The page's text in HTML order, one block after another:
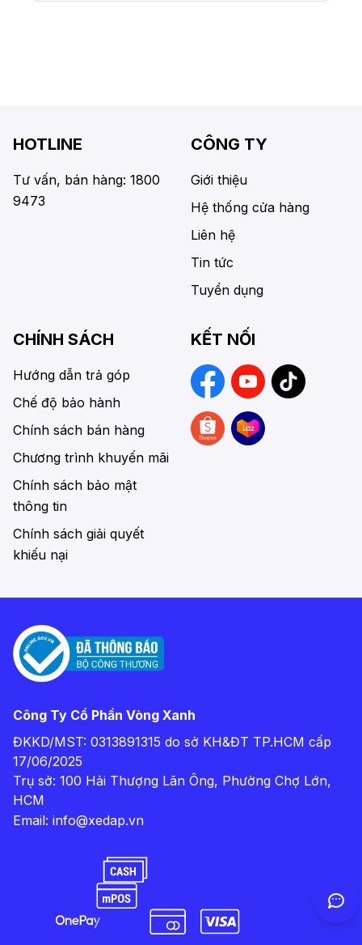
HOTLINE
Tư vấn, bán hàng: 1800
9473
CÔNG TY
Giới thiệu
Hệ thống cửa hàng
Liên hệ
Tin tức
Tuyển dụng
CHÍNH SÁCH
Hướng dẫn trả góp
Chế độ bảo hành
Chính sách bán hàng
Chương trình khuyến mãi
Chính sách bảo mật
thông tin
Chính sách giải quyết
khiếu nại
KẾT NỐI
Công Ty Cổ Phần Vòng Xanh
ĐKKD/MST: 0313891315 do sở KH&ĐT TP.HCM cấp
17/06/2025
Trụ sở: 100 Hải Thượng Lãn Ông, Phường Chợ Lớn,
HCM
Email: info@xedap.vn